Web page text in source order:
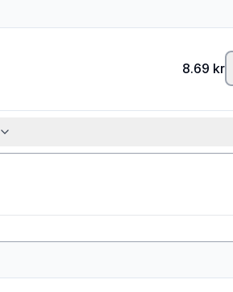
8.69 kr